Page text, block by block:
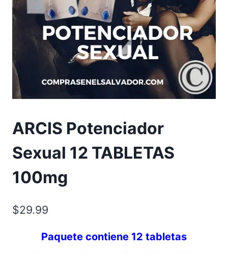
ARCIS Potenciador
Sexual 12 TABLETAS
100mg
$29.99
Paquete contiene 12 tabletas